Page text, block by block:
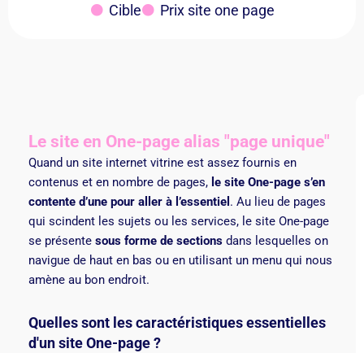
Cible
Prix site one page
Le site en One-page alias "page unique"
Quand un site internet vitrine est assez fournis en
contenus et en nombre de pages, le site One-page s’en
contente d’une pour aller à l’essentiel . Au lieu de pages
qui scindent les sujets ou les services, le site One-page
se présente sous forme de sections dans lesquelles on
navigue de haut en bas ou en utilisant un menu qui nous
amène au bon endroit.
Quelles sont les caractéristiques essentielles
d'un site One-page ?